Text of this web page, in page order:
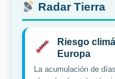
Radar Tierra
Riesgo
Europa
La acumulación de